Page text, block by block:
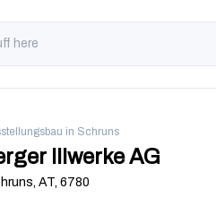
in Schruns
Illwerke AG
AT, 6780